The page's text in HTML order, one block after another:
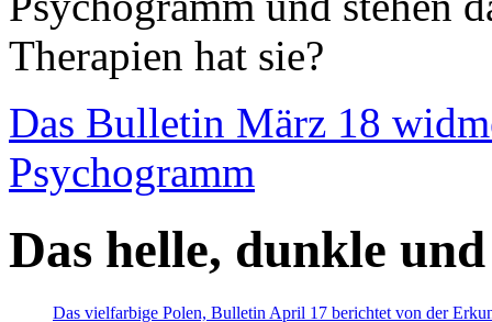
Therapien hat sie?
Das Bulletin März 18
Psychogramm
Das helle, dunkle
Das vielfarbige Polen, Bulletin April 17 berichtet von der